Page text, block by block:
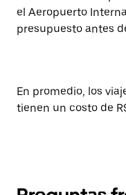
el Aeropuerto
presupuesto antes
En promedio, los
tienen un costo de